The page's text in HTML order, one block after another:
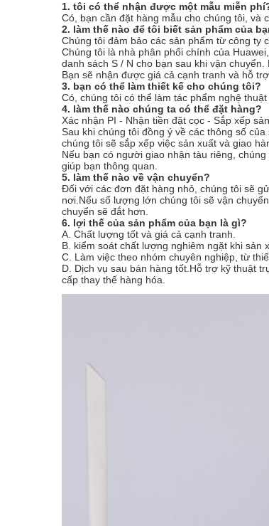
1. tôi có thể nhận được một mẫu miễn
Có, bạn cần đặt hàng mẫu cho chúng tôi, và
2. làm thế nào để tôi biết sản phẩm của
Chúng tôi đảm bảo các sản phẩm từ công ty
Chúng tôi là nhà phân phối chính của
danh sách S / N cho bạn sau khi vận
Bạn sẽ nhận được giá cả cạnh tranh và hỗ
3. bạn có thể làm thiết kế cho chúng tôi?
Có, chúng tôi có thể làm tác phẩm nghệ
4. làm thế nào chúng ta có thể đặt hàng?
Xác nhận PI - Nhận tiền đặt cọc - Sắp xếp
Sau khi chúng tôi đồng ý về các thông số
chúng tôi sẽ sắp xếp việc sản xuất và giao
Nếu bạn có người giao nhận tàu riêng,
giúp bạn thông quan.
5. làm thế nào về vận chuyển?
Đối với các đơn đặt hàng nhỏ, chúng tôi sẽ
nơi.Nếu số lượng lớn chúng tôi sẽ vận
chuyển sẽ đắt hơn.
6. lợi thế của sản phẩm của bạn là gì?
A. Chất lượng tốt và giá cả cạnh tranh.
B. kiểm soát chất lượng nghiêm ngặt khi sản
C. Làm việc theo nhóm chuyên nghiệp, từ
D. Dịch vụ sau bán hàng tốt.Hỗ trợ kỹ thuật
cấp thay thế hàng hóa.